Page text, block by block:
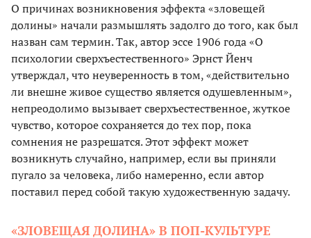
О причинах возникновения эффекта «зловещей
долины» начали размышлять задолго до того, как был
назван сам термин. Так, автор эссе 1906 года «О
психологии сверхъестественного» Эрнст Йенч
утверждал, что неуверенность в том, «действительно
ли внешне живое существо является одушевленным»,
непреодолимо вызывает сверхъестественное, жуткое
чувство, которое сохраняется до тех пор, пока
сомнения не разрешатся. Этот эффект может
возникнуть случайно, например, если вы приняли
пугало за человека, либо намеренно, если автор
поставил перед собой такую художественную задачу.
«ЗЛОВЕЩАЯ ДОЛИНА» В ПОП-КУЛЬТУРЕ